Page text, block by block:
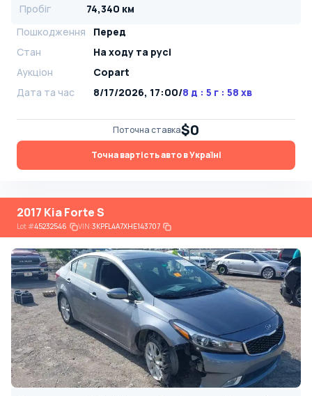
Пробіг
74,340 км
Пошкодження
Перед
Стан
На ​​ходу та русі
Аукціон
Copart
Дата та час
8/17/2026, 17:00/8 д : 5 г : 58 хв
Поточна ставка$0
Точна вартість авто в Україні
2017 Kia Forte S
Lot#45232546 VIN:3KPFL4A7XHE143707